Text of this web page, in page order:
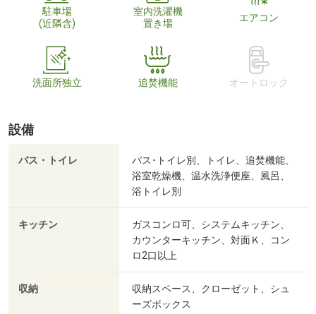
駐車場
(近隣含)
室内洗濯機
置き場
エアコン
洗面所独立 追焚機能 オートロック
設備
バス・トイレ
バス･トイレ別、トイレ、追焚機能、
浴室乾燥機、温水洗浄便座、風呂、
浴トイレ別
キッチン
ガスコンロ可、システムキッチン、
カウンターキッチン、対面Ｋ、コン
ロ2口以上
収納
収納スペース、クローゼット、シュ
ーズボックス